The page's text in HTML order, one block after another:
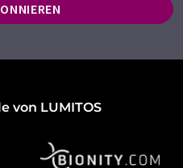
von LUMITOS